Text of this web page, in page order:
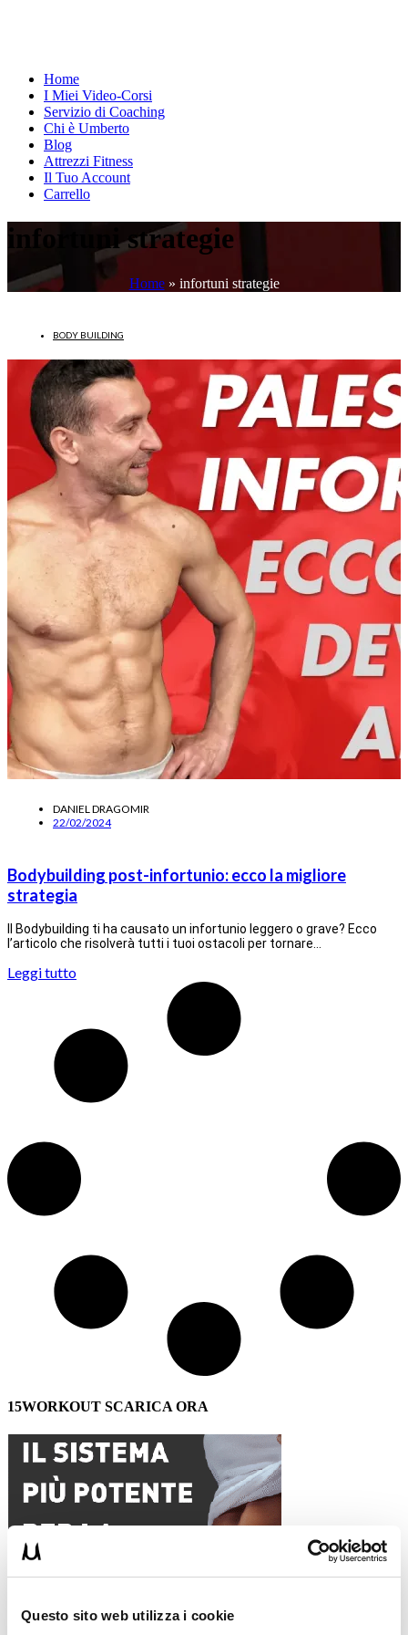
Questo sito web utilizza i cookie
Home
I Miei Video-Corsi
Servizio di Coaching
Chi è Umberto
Blog
Attrezzi Fitness
Il Tuo Account
Carrello
infortuni strategie
Home» infortuni strategie
BODY BUILDING
DANIEL DRAGOMIR
22/02/2024
Bodybuilding post-infortunio: ecco la migliore
strategia
Il Bodybuilding ti ha causato un infortunio leggero o grave? Ecco
l’articolo che risolverà tutti i tuoi ostacoli per tornare…
Leggi tutto
15WORKOUT SCARICA ORA